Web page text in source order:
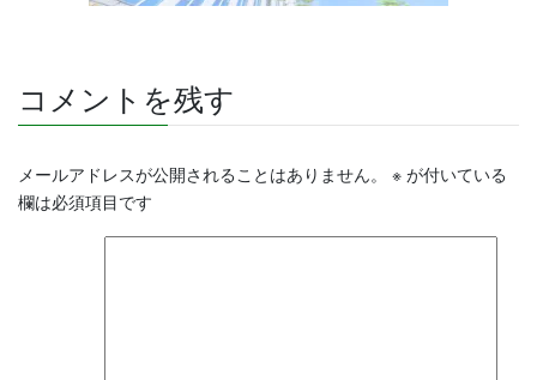
コメントを残す
メールアドレスが公開されることはありません。 ※ が付いている
欄は必須項目です